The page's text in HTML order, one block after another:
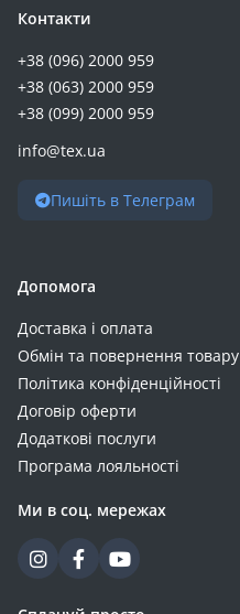
Контакти
+38 (096) 2000 959
+38 (063) 2000 959
+38 (099) 2000 959
info@tex.ua
Пишіть в Телеграм
Допомога
Доставка і оплата
Обмін та повернення товару
Політика конфіденційності
Договір оферти
Додаткові послуги
Програма лояльності
Ми в соц. мережах